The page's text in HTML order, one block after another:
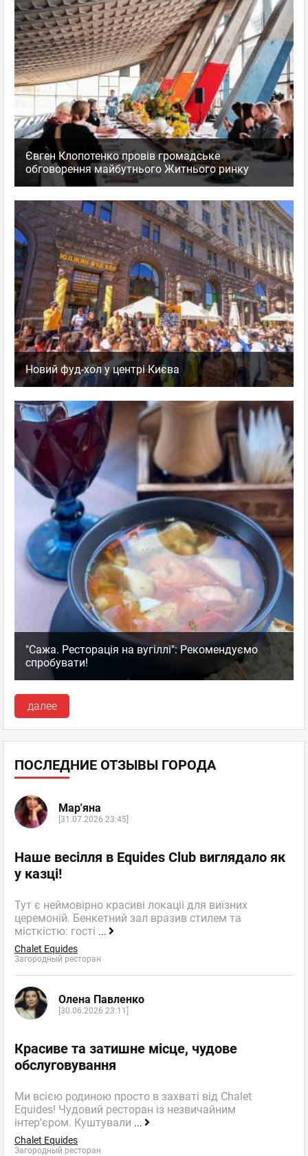
Євген Клопотенко провів громадське
обговорення майбутнього Житнього ринку
Новий фуд-хол у центрі Києва
"Сажа. Ресторація на вугіллі": Рекомендуємо
спробувати!
далее
ПОСЛЕДНИЕ ОТЗЫВЫ ГОРОДА
Мар'яна
[31.07.2026 23:45]
Наше весілля в Equides Club виглядало як
у казці!
Тут є неймовірно красиві локаціі для виїзних
церемоній. Бенкетний зал вразив стилем та
місткістю: гості ...
Chalet Equides
Загородный ресторан
Олена Павленко
[30.06.2026 23:11]
Красиве та затишне місце, чудове
обслуговування
Ми всією родиною просто в захваті від Chalet
Equides! Чудовий ресторан із незвичайним
інтер'єром. Куштували ...
Chalet Equides
Загородный ресторан